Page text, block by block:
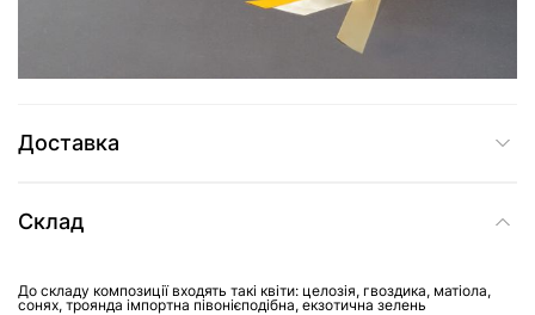
Доставка
Склад
До складу композиції входять такі квіти: целозія, гвоздика, матіола,
сонях, троянда імпортна півонієподібна, екзотична зелень